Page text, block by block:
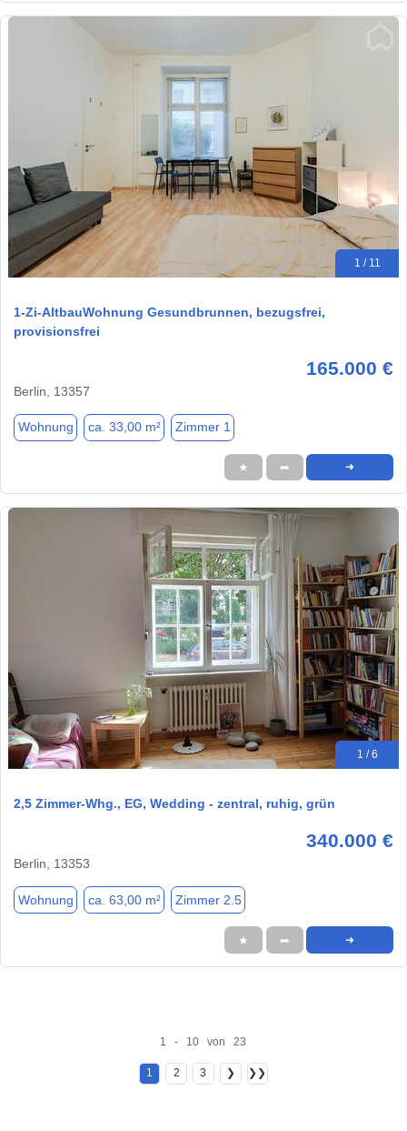
1 / 11
1-Zi-AltbauWohnung Gesundbrunnen, bezugsfrei,
provisionsfrei
165.000 €
Berlin, 13357
Wohnung ca. 33,00 m² Zimmer 1
★ ➦ ➜
1 / 6
2,5 Zimmer-Whg., EG, Wedding - zentral, ruhig, grün
340.000 €
Berlin, 13353
Wohnung ca. 63,00 m² Zimmer 2.5
★ ➦ ➜
1 - 10 von 23
1 2 3 ❯ ❯❯